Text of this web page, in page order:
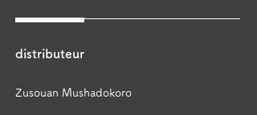
distributeur
Zusouan Mushadokoro